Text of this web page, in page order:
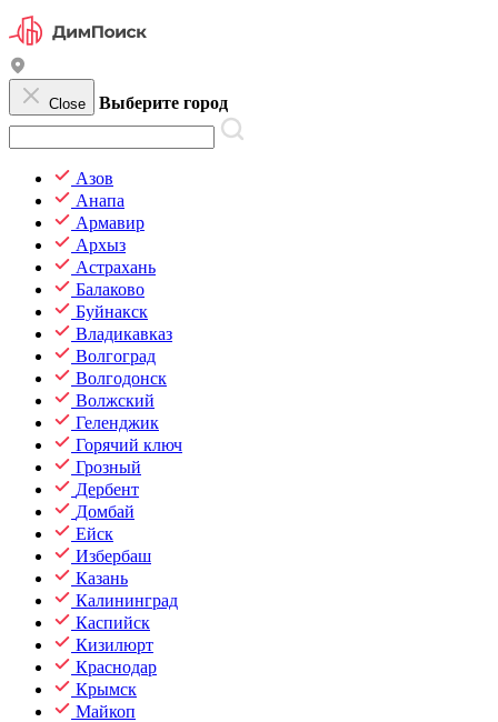
Close Выберите город
Азов
Анапа
Армавир
Архыз
Астрахань
Балаково
Буйнакск
Владикавказ
Волгоград
Волгодонск
Волжский
Геленджик
Горячий ключ
Грозный
Дербент
Домбай
Ейск
Избербаш
Казань
Калининград
Каспийск
Кизилюрт
Краснодар
Крымск
Майкоп